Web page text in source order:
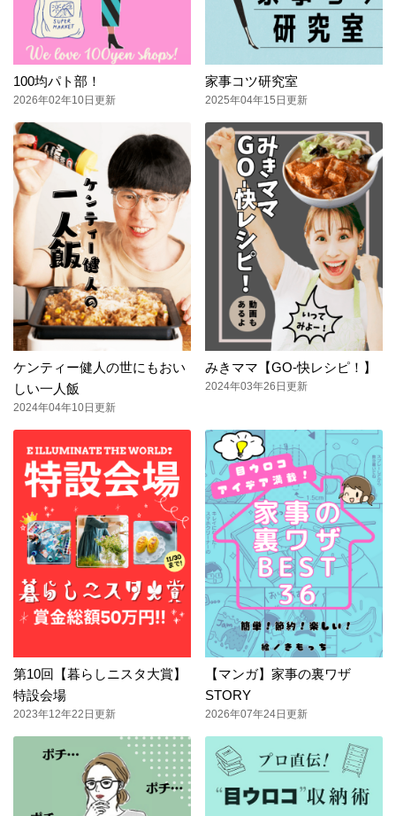
100均パト部！
2026年02年10日更新
家事コツ研究室
2025年04年15日更新
ケンティー健人の世にもおい
しい一人飯
2024年04年10日更新
みきママ【GO-快レシピ！】
2024年03年26日更新
第10回【暮らしニスタ大賞】
特設会場
2023年12年22日更新
【マンガ】家事の裏ワザ
STORY
2026年07年24日更新